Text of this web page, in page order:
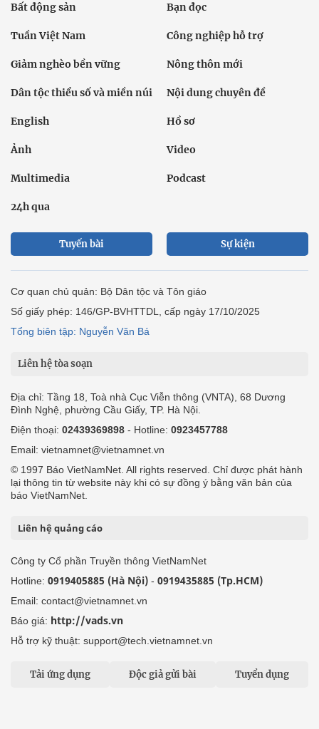
Bất động sản Bạn đọc
Tuần Việt Nam Công nghiệp hỗ trợ
Giảm nghèo bền vững Nông thôn mới
Dân tộc thiểu số và miền núi Nội dung chuyên đề
English Hồ sơ
Ảnh Video
Multimedia Podcast
24h qua
Tuyến bài Sự kiện
Cơ quan chủ quản: Bộ Dân tộc và Tôn giáo
Số giấy phép: 146/GP-BVHTTDL, cấp ngày 17/10/2025
Tổng biên tập: Nguyễn Văn Bá
Liên hệ tòa soạn
Địa chỉ: Tầng 18, Toà nhà Cục Viễn thông (VNTA), 68 Dương
Đình Nghệ, phường Cầu Giấy, TP. Hà Nội.
Điện thoại: 02439369898 - Hotline: 0923457788
Email: vietnamnet@vietnamnet.vn
© 1997 Báo VietNamNet. All rights reserved. Chỉ được phát hành
lại thông tin từ website này khi có sự đồng ý bằng văn bản của
báo VietNamNet.
Liên hệ quảng cáo
Công ty Cổ phần Truyền thông VietNamNet
Hotline: 0919405885 (Hà Nội) - 0919435885 (Tp.HCM)
Email: contact@vietnamnet.vn
Báo giá: http://vads.vn
Hỗ trợ kỹ thuật: support@tech.vietnamnet.vn
Tải ứng dụng Độc giả gửi bài Tuyển dụng